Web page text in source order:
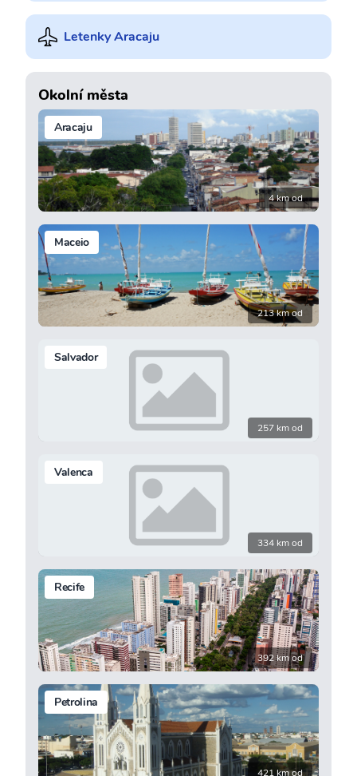
Letenky Aracaju
Okolní města
Aracaju
4 km od
Maceio
213 km od
Salvador
257 km od
Valenca
334 km od
Recife
392 km od
Petrolina
421 km od